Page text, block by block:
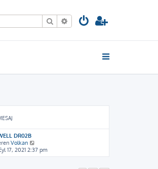
Ara Gelişmiş arama
DR02B
Volkan
o
n
17, 2021 2:37 pm